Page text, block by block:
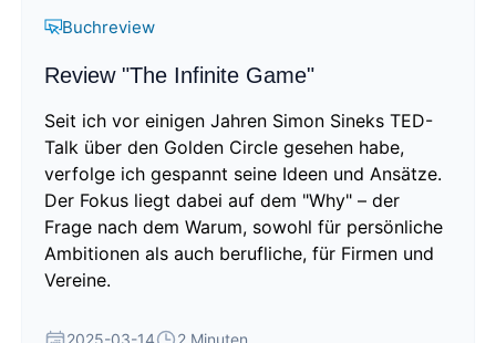
Buchreview
Review "The Infinite Game"
Seit ich vor einigen Jahren Simon Sineks TED-
Talk über den Golden Circle gesehen habe,
verfolge ich gespannt seine Ideen und Ansätze.
Der Fokus liegt dabei auf dem "Why" – der
Frage nach dem Warum, sowohl für persönliche
Ambitionen als auch berufliche, für Firmen und
Vereine.
2025-03-14 2 Minuten